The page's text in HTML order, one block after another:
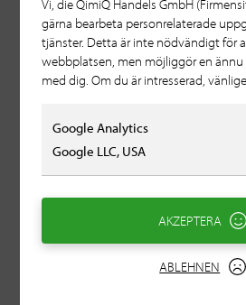
Vi, die QimiQ Handels GmbH
gärna bearbeta personrelaterade
tjänster. Detta är inte nödvändigt för
webbplatsen, men möjliggör en
med dig. Om du är intresserad,
Google Analytics
Google LLC, USA
ABLEHNEN
AKZEPTERA